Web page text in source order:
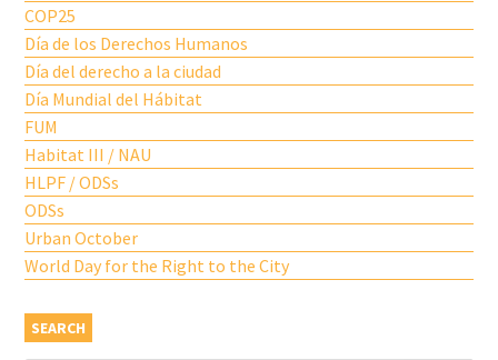
COP25
Día de los Derechos Humanos
Día del derecho a la ciudad
Día Mundial del Hábitat
FUM
Habitat III / NAU
HLPF / ODSs
ODSs
Urban October
World Day for the Right to the City
SEARCH